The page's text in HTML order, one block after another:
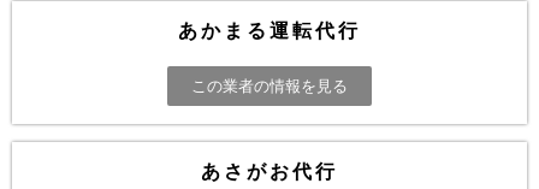
あかまる運転代行
この業者の情報を見る
あさがお代行